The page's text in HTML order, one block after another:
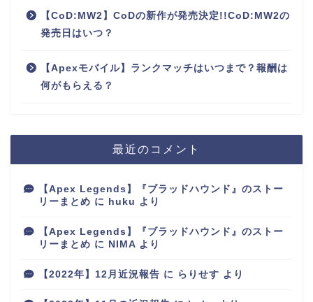
【CoD:MW2】CoDの新作が発売決定!!CoD:MW2の
発売日はいつ？
【Apexモバイル】ランクマッチはいつまで？報酬は
何がもらえる？
最近のコメント
【Apex Legends】『ブラッドハウンド』のストー
リーまとめ に huku より
【Apex Legends】『ブラッドハウンド』のストー
リーまとめ に NIMA より
【2022年】12月近況報告 に らりせす より